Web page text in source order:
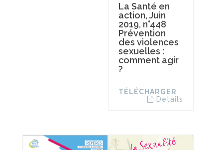
La Santé en
action, Juin
2019, n°448
Prévention
des violences
sexuelles :
comment agir
?
TÉLÉCHARGER
Details